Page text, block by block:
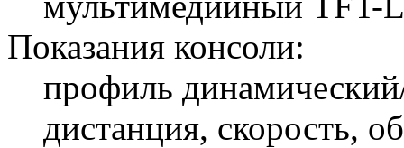
Показания консоли:
профиль
дистанция, скорость,